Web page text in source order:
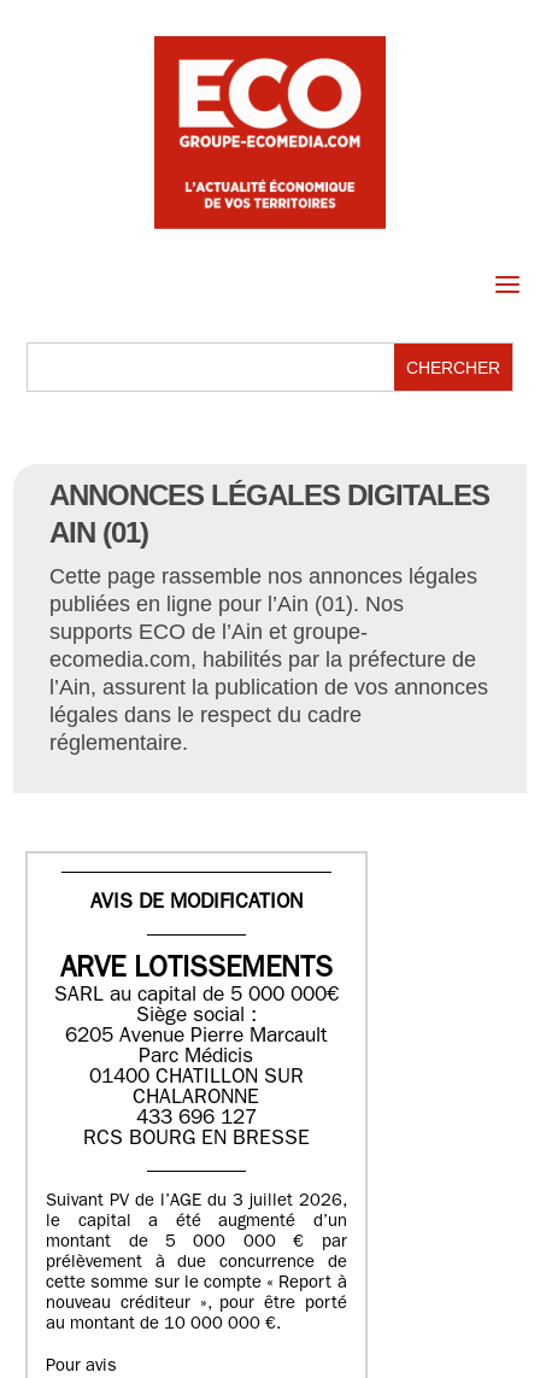
a
ANNONCES LÉGALES DIGITALES
AIN (01)
Cette page rassemble nos annonces légales
publiées en ligne pour l’Ain (01). Nos
supports ECO de l’Ain et groupe-
ecomedia.com, habilités par la préfecture de
l’Ain, assurent la publication de vos annonces
légales dans le respect du cadre
réglementaire.
AVIS DE MODIFICATION
ARVE LOTISSEMENTS
SARL au capital de 5 000 000€
Siège social :
6205 Avenue Pierre Marcault
Parc Médicis
01400 CHATILLON SUR
CHALARONNE
433 696 127
RCS BOURG EN BRESSE
Suivant PV de l’AGE du 3 juillet 2026,
le capital a été augmenté d’un
montant de 5 000 000 € par
prélèvement à due concurrence de
cette somme sur le compte « Report à
nouveau créditeur », pour être porté
au montant de 10 000 000 €.
Pour avis